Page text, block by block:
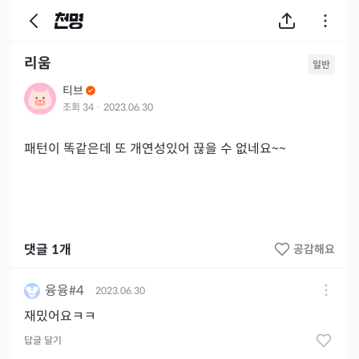
리움 일반
티브
조회 34 · 2023.06.30
패턴이 똑같은데 또 개연성있어 끊을 수 없네요~~
댓글 1개 공감해요
융융#4 2023.06.30
재밌어요ㅋㅋ
답글 달기